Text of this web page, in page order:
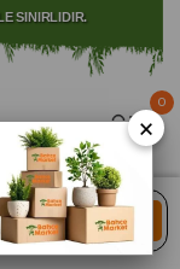
SINIRLIDIR.
ARA
0
×